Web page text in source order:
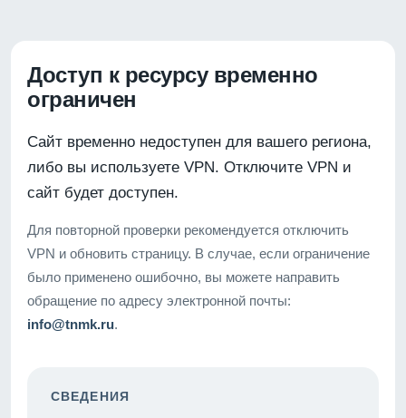
Доступ к ресурсу временно
ограничен
Сайт временно недоступен для вашего региона,
либо вы используете VPN. Отключите VPN и
сайт будет доступен.
Для повторной проверки рекомендуется отключить
VPN и обновить страницу. В случае, если ограничение
было применено ошибочно, вы можете направить
обращение по адресу электронной почты:
info@tnmk.ru.
СВЕДЕНИЯ